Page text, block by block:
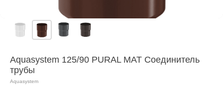
Aquasystem 125/90 PURAL MAT Соединитель
трубы
Aquasystem